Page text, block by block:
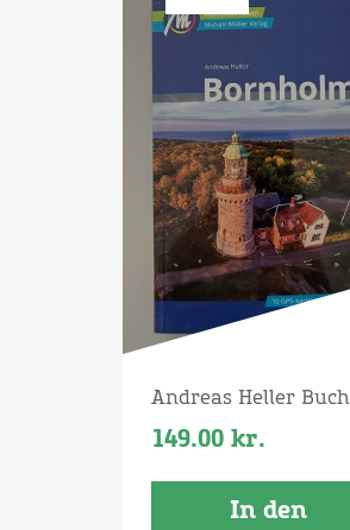
Andreas Heller Buch
149.00 kr.
In den